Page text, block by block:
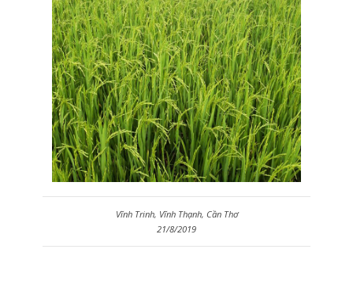
Vĩnh Trinh, Vĩnh Thạnh, Cần Thơ
21/8/2019